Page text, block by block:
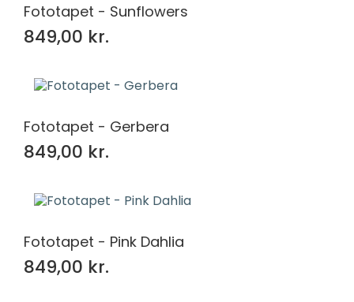
Fototapet - Sunflowers
849,00 kr.
Fototapet - Gerbera
849,00 kr.
Fototapet - Pink Dahlia
849,00 kr.